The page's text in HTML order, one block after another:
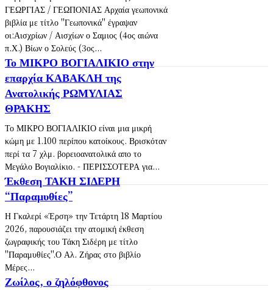
ΓΕΩΡΓΙΑΣ / ΓΕΩΠΟΝΙΑΣ Αρχαία γεωπονικά
βιβλία με τίτλο "Γεωπονικά" έγραψαν
οι:Αισχρίων / Αισχίων ο Σαμιος (4ος αιώνα
π.Χ.) Βίων ο Σολεύς (3ος...
Το ΜΙΚΡΟ ΒΟΓΙΑΛΙΚΙΟ στην
επαρχία ΚΑΒΑΚΛΗ της
Ανατολικής ΡΩΜΥΛΙΑΣ
ΘΡΑΚΗΣ
Το ΜΙΚΡΟ ΒΟΓΙΑΛΙΚΙΟ είναι μια μικρή
κώμη με 1.100 περίπου κατοίκους. Βρισκόταν
περί τα 7 χλμ. βορειοανατολικά απο το
Μεγάλο Βογιαλίκιο. - ΠΕΡΙΣΣΟΤΕΡΑ για...
Έκθεση ΤΑΚΗ ΣΙΔΕΡΗ
“Παραμυθίες”
Η Γκαλερί «Έρση» την Τετάρτη 18 Μαρτίου
2026, παρουσιάζει την ατομική έκθεση
ζωγραφικής του Τάκη Σιδέρη με τίτλο
"Παραμυθίες".Ο Αλ. Ζήρας στο βιβλίο
Μέρες...
Ζωίλος, ο ζηλόφθονος